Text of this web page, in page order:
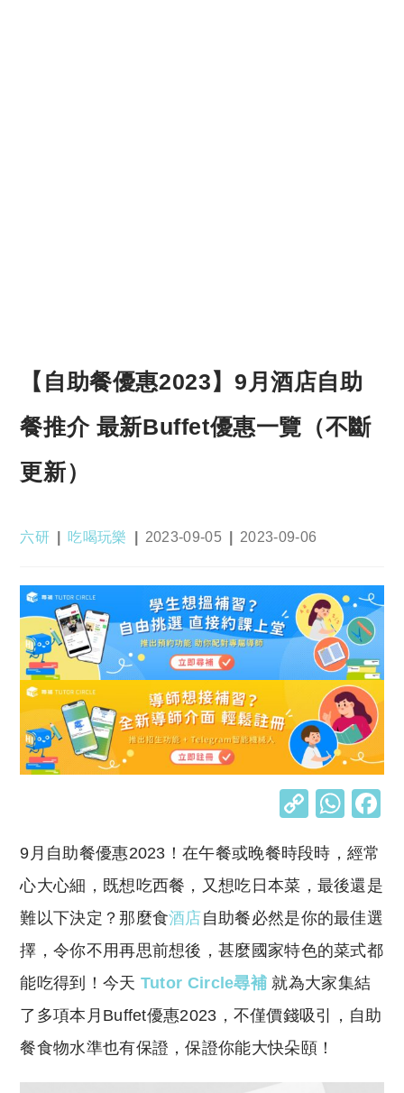
【自助餐優惠2023】9月酒店自助
餐推介 最新Buffet優惠一覽（不斷
更新）
Post
六研
Post
吃喝玩樂
Post
2023-09-05
Post
2023-09-06
C
p
y
Li
n
k
W
at
s
A
p
p
9月自助餐優惠2023！在午餐或晚餐時段時，經常
心大心細，既想吃西餐，又想吃日本菜，最後還是
難以下決定？那麼食酒店 自助餐必然是你的最佳選
擇，令你不用再思前想後，甚麼國家特色的菜式都
能吃得到！今天 Tutor Circle尋補 就為大家集結
了多項本月Buffet優惠2023，不僅價錢吸引，自助
餐食物水準也有保證，保證你能大快朵頤！